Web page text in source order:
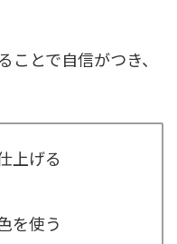
とで自信がつき、
上げる
を使う